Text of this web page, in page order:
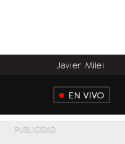
Javier Milei
EN VIVO